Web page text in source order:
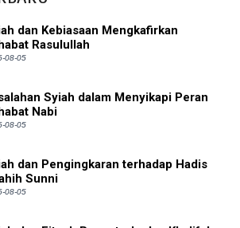
dan Kebiasaan Mengkafirkan
Rasulullah
08-05
Syiah dalam Menyikapi Peran
Nabi
08-05
dan Pengingkaran terhadap Hadis
Sunni
08-05